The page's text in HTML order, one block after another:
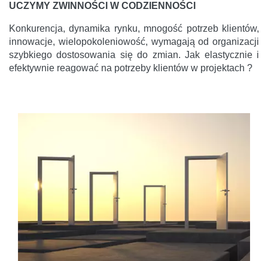
UCZYMY ZWINNOŚCI W CODZIENNOŚCI
Konkurencja, dynamika rynku, mnogość potrzeb klientów,
innowacje, wielopokoleniowość, wymagają od organizacji
szybkiego dostosowania się do zmian. Jak elastycznie i
efektywnie reagować na potrzeby klientów w projektach ?